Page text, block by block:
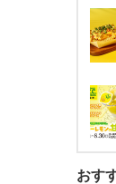
おす